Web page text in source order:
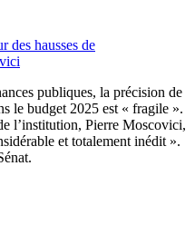
des hausses de
publiques, la précision de
le budget 2025 est « fragile ».
l’institution, Pierre Moscovici,
et totalement inédit ».